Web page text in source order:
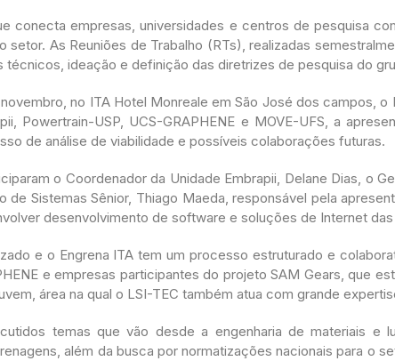
conecta empresas, universidades e centros de pesquisa
As Reuniões de Trabalho (RTs), realizadas
ideação e definição das diretrizes de pesquisa do
no ITA Hotel Monreale em São José dos campos,
Powertrain-USP, UCS-GRAPHENE e MOVE-UFS, a
de análise de viabilidade e possíveis colaborações futuras.
o Coordenador da Unidade Embrapii, Delane Dias, o
de Sistemas Sênior, Thiago Maeda, responsável pela
desenvolvimento de software e soluções de Internet
e o Engrena ITA tem um processo estruturado e
e empresas participantes do projeto SAM Gears, que
área na qual o LSI-TEC também atua com grande
temas que vão desde a engenharia de materiais e
além da busca por normatizações nacionais para o